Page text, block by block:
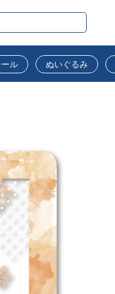
ル ぬいぐるみ